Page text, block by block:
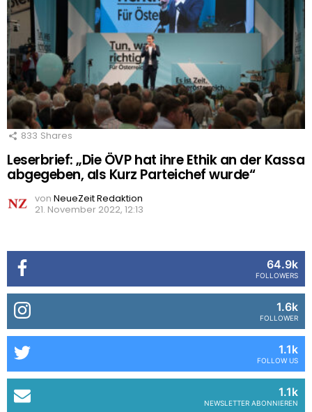
833 Shares
Leserbrief: „Die ÖVP hat ihre Ethik an der Kassa
abgegeben, als Kurz Parteichef wurde“
von NeueZeit Redaktion
21. November 2022, 12:13
64.9k
FOLLOWERS
1.6k
FOLLOWER
1.1k
FOLLOW US
1.1k
NEWSLETTER ABONNIEREN